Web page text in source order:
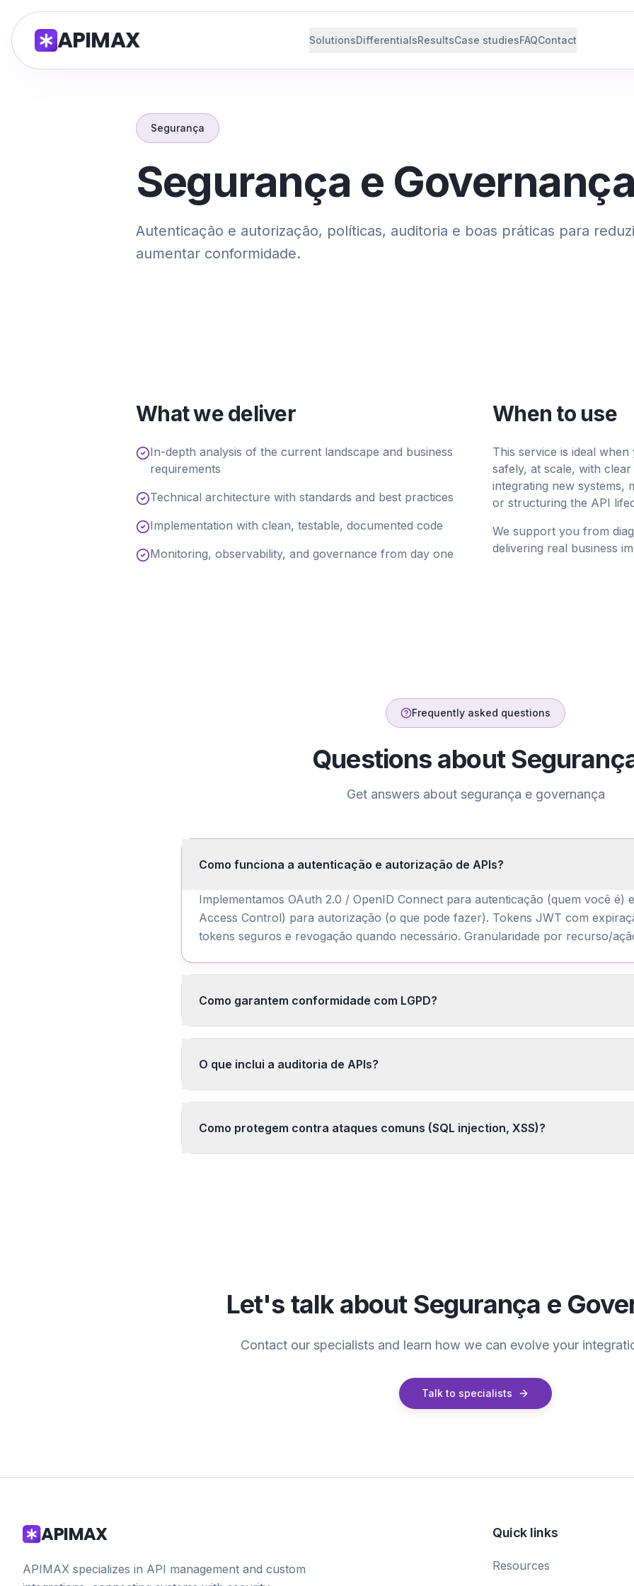
APIMAX SolutionsDifferentialsResultsCase studiesFAQContact
Segurança
Segurança e Governança
Autenticação e autorização, políticas, auditoria e boas práticas para
aumentar conformidade.
What we deliver
In-depth analysis of the current landscape and business
requirements
Technical architecture with standards and best practices
Implementation with clean, testable, documented code
Monitoring, observability, and governance from day one
When to use
This service is ideal
safely, at scale, with
integrating new systems,
or structuring the API
We support you from
delivering real business
Frequently asked questions
Questions about
Get answers about segurança e governança
Como funciona a autenticação e autorização de APIs?
Implementamos OAuth 2.0 / OpenID Connect para autenticação (quem você é)
Access Control) para autorização (o que pode fazer). Tokens JWT com
tokens seguros e revogação quando necessário. Granularidade por recurso/
Como garantem conformidade com LGPD?
Aplicamos minimização de dados (coletar apenas necessário), criptografia em
titular (exclusão, portabilidade). Revisamos contratos DPA com fornecedores.
O que inclui a auditoria de APIs?
Registramos todos os acessos (quem, quando, o quê, resultado) em logs
compliance e investigação forense quando necessário.
Como protegem contra ataques comuns (SQL injection, XSS)?
Let's talk about Segurança e
Contact our specialists and learn how we can evolve your
Talk to specialists
APIMAX
APIMAX specializes in API management and custom
Quick links
Resources